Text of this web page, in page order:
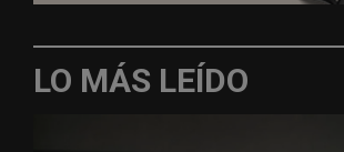
LO MÁS LEÍDO